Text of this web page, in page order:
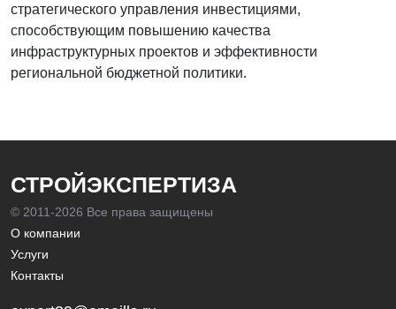
стратегического управления инвестициями,
способствующим повышению качества
инфраструктурных проектов и эффективности
региональной бюджетной политики.
СТРОЙЭКСПЕРТИЗА
© 2011-2026 Все права защищены
О компании
Услуги
Контакты